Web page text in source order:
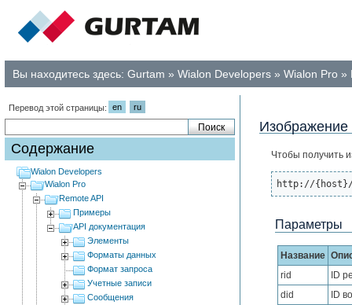
Вы находитесь здесь: Gurtam » Wialon Developers » Wialon Pro »
Перевод этой страницы: en ru
Содержание
Wialon Developers
Wialon Pro
Remote API
Примеры
API документация
Элементы
Форматы данных
Формат запроса
Учетные записи
Сообщения
Изображение
Чтобы получить
http://{host}/
Параметры
Название
rid
ID
did
ID